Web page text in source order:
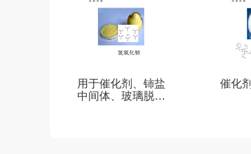
用于催化剂、铈盐
中间体、玻璃脱色
催化